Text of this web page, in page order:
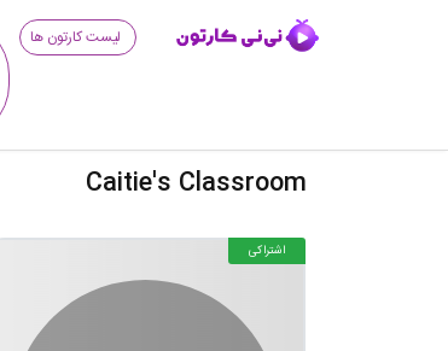
لیست کارتون ها
Caitie's Classroom
اشتراکی